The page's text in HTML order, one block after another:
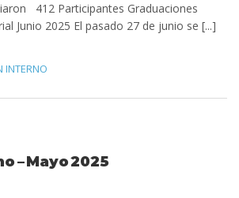
412 Participantes Graduaciones
Junio 2025 El pasado 27 de junio se [...]
INTERNO
– Mayo 2025